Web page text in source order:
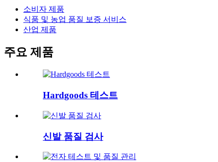
소비자 제품
식품 및 농업 품질 보증 서비스
산업 제품
주요 제품
Hardgoods 테스트
신발 품질 검사